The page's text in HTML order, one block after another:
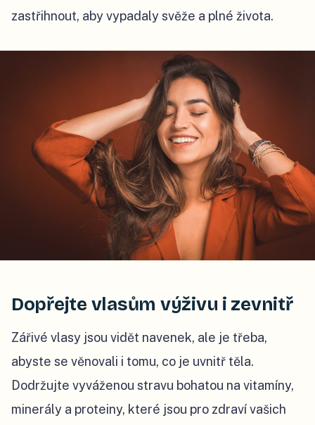
zastřihnout, aby vypadaly svěže a plné života.
Dopřejte vlasům výživu i zevnitř
Zářivé vlasy jsou vidět navenek, ale je třeba,
abyste se věnovali i tomu, co je uvnitř těla.
Dodržujte vyváženou stravu bohatou na vitamíny,
minerály a proteiny, které jsou pro zdraví vašich